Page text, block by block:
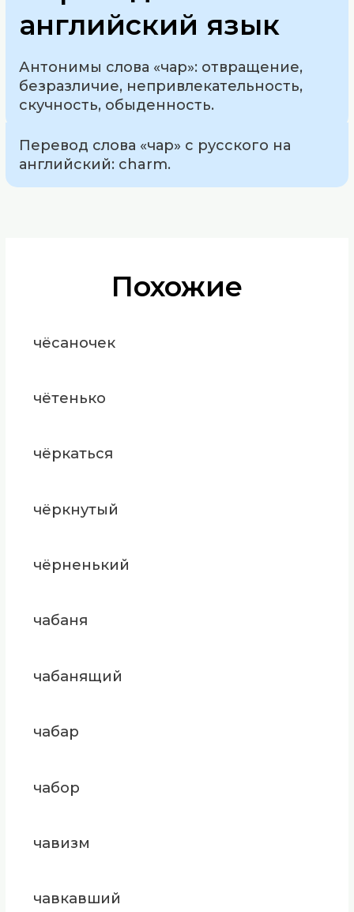
английский язык
Антонимы слова «чар»: отвращение,
безразличие, непривлекательность,
скучность, обыденность.
Перевод слова «чар» с русского на
английский: charm.
Похожие
чёсаночек
чётенько
чёркаться
чёркнутый
чёрненький
чабаня
чабанящий
чабар
чабор
чавизм
чавкавший